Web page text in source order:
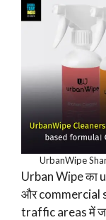
UrbanWipe
Urban Wipe का
और commercial
traffic areas में